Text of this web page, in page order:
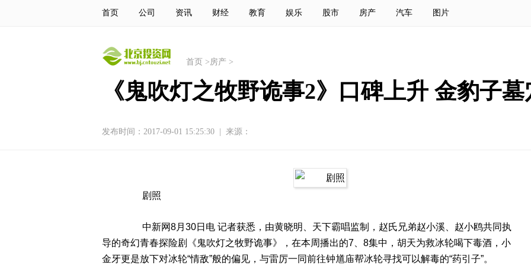
首页 公司 资讯 财经 教育 娱乐 股市 房产 汽车 图片
首页 >房产 >
《鬼吹灯之牧野诡事2》口碑上升 金豹子
发布时间：2017-09-01 15:25:30 来源：
剧照
中新网8月30日电 记者获悉，由黄晓明、天下霸唱监制，赵氏兄弟赵小溪、赵小鸥共同执
导的奇幻青春探险剧《鬼吹灯之牧野诡事》，在本周播出的7、8集中，胡天为救冰轮喝下毒酒，小
金牙更是放下对冰轮“情敌”般的偏见，与雷厉一同前往钟馗庙帮冰轮寻找可以解毒的“药引子”。